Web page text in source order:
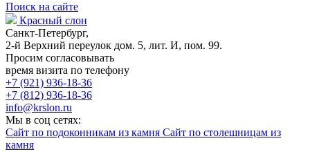
Поиск на сайте
Красный слон
Санкт-Петербург,
2-й Верхний переулок дом. 5, лит. И, пом. 99.
Просим согласовывать
время визита по телефону
+7 (921) 936-18-36
+7 (812) 936-18-36
info@krslon.ru
Мы в соц сетях:
Сайт по подоконникам из камня Сайт по столешницам из
камня